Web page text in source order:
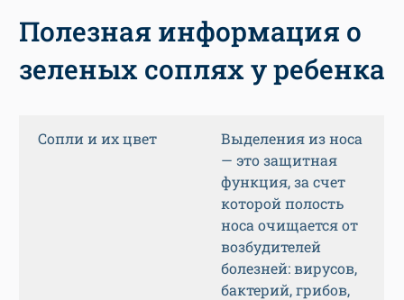
Полезная информация о
зеленых соплях у ребенка
Сопли и их цвет
Выделения из носа
— это защитная
функция, за счет
которой полость
носа очищается от
возбудителей
болезней: вирусов,
бактерий, грибов,